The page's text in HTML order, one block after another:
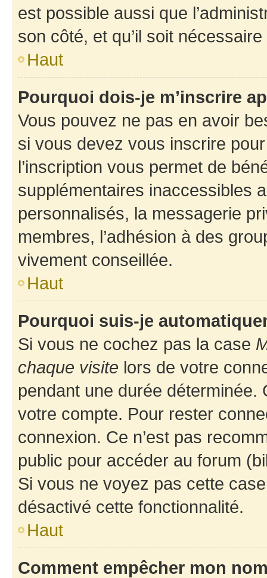
est possible aussi que
son côté, et qu’il soit
Haut
Pourquoi dois-je m’inscrire
Vous pouvez ne pas en avoir
si vous devez vous inscrire
l’inscription vous permet de
supplémentaires inaccessibles
personnalisés, la messagerie
membres, l’adhésion à des
vivement conseillée.
Haut
Pourquoi suis-je
Si vous ne cochez pas la case
chaque visite lors de votre
pendant une durée déterminée.
votre compte. Pour rester
connexion. Ce n’est pas
public pour accéder au forum
Si vous ne voyez pas cette
désactivé cette fonctionnalité.
Haut
Comment empêcher mon